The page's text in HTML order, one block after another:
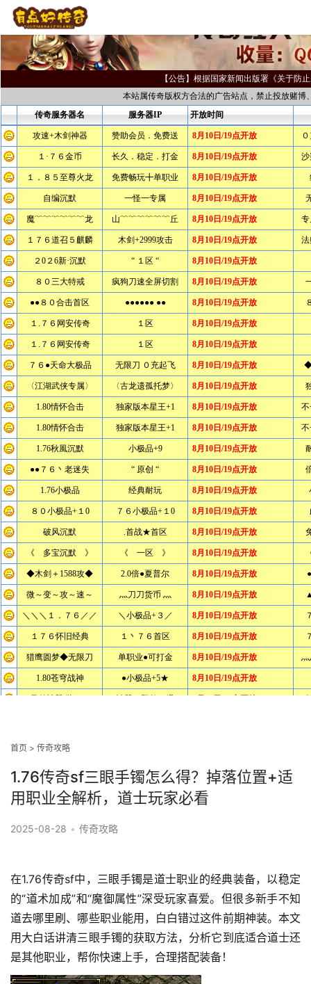
首页 > 传奇攻略
1.76传奇sf三眼手镯怎么得？掉落位置+适
用职业全解析，道士玩家必看
2025-08-28 • 传奇攻略
在1.76传奇sf中，三眼手镯是道士职业的经典装备，以稳定
的“道术加成”和“魔御属性”深受玩家喜爱。但很多新手不知
道去哪里刷、哪些职业能用，白白错过这件前期神装。本文
用大白话讲清三眼手镯的获取方法，分析它到底适合道士还
是其他职业，帮你快速上手，合理搭配装备！